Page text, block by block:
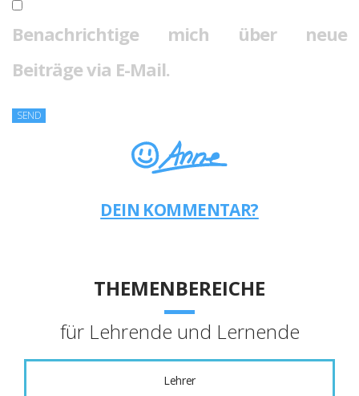
Benachrichtige mich über neue
Beiträge via E-Mail.
DEIN KOMMENTAR?
THEMENBEREICHE
für Lehrende und Lernende
Lehrer